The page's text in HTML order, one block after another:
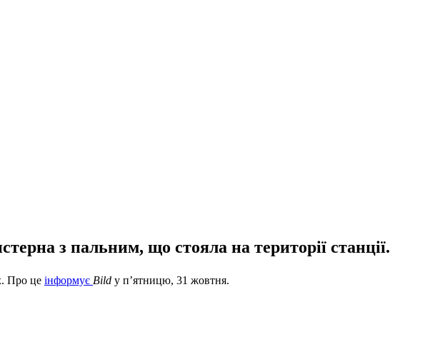
з пальним, що стояла на території станції.
Про це інформує Bild у п’ятницю, 31 жовтня.